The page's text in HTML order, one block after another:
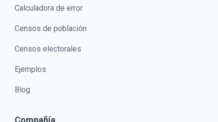
Calculadora de error
Censos de población
Censos electorales
Ejemplos
Blog
Compañía